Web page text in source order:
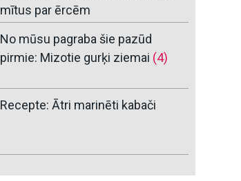
mītus par ērcēm
No mūsu pagraba šie pazūd
pirmie: Mizotie gurķi ziemai (4)
Recepte: Ātri marinēti kabači